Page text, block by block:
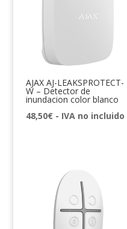
AJAX AJ-LEAKSPROTECT-
W – Detector de
inundacion color blanco
48,50€ - IVA no incluido